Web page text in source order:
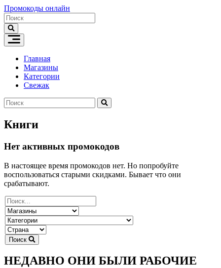
Skip
to
content
Промокоды онлайн
Главная
Магазины
Категории
Свежак
Книги
Нет активных промокодов
В настоящее время промокодов нет. Но попробуйте
воспользоваться старыми скидками. Бывает что они
срабатывают.
Поиск
НЕДАВНО ОНИ БЫЛИ РАБОЧИЕ